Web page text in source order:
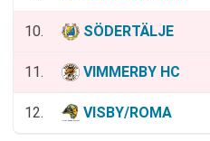
10. SÖDERTÄLJE
11. VIMMERBY HC
12. VISBY/ROMA